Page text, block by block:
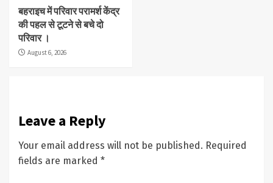
बहराइच में परिवार परामर्श केंद्र
की पहल से टूटने से बचे दो
परिवार ।
August 6, 2026
Leave a Reply
Your email address will not be published. Required
fields are marked *